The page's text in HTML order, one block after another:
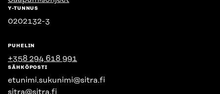
Y-TUNNUS
0202132-3
PUHELIN
+358 294 618 991
SÄHKÖPOSTI
etunimi.sukunimi@sitra.fi
sitra@sitra.fi